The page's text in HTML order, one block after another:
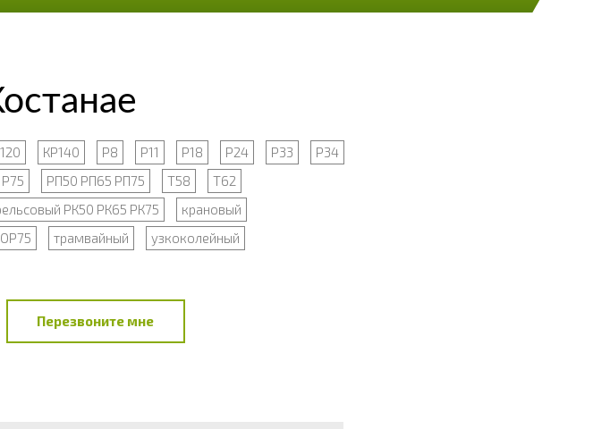
КР140 Р8 Р11 Р18 Р24 Р33
Р34
Р75 РП50 РП65 РП75 Т58
Т62
РК50 РК65 РК75
крановый
трамвайный
узкоколейный
Перезвоните мне